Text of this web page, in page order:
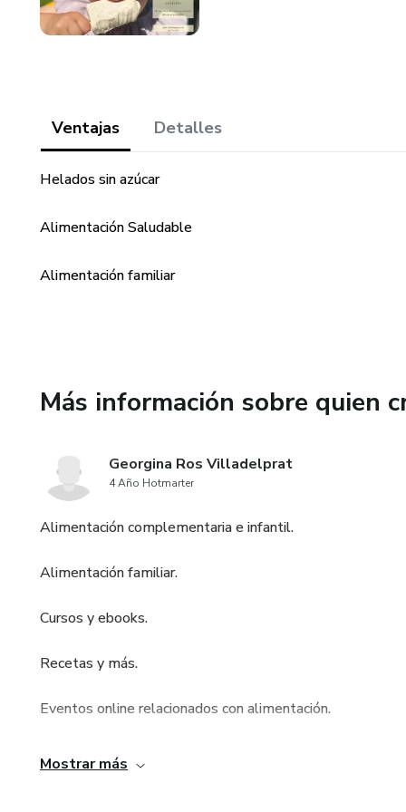
Ventajas Detalles
Helados sin azúcar
Alimentación Saludable
Alimentación familiar
Más información sobre quien
Georgina Ros Villadelprat
4 Año Hotmarter
Alimentación complementaria e infantil.
Alimentación familiar.
Cursos y ebooks.
Recetas y más.
Eventos online relacionados con alimentación.
A través de mis redes sociales y mi página web
Mostrar más